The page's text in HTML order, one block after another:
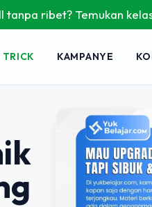
Temukan kelas seru dan
TRICK KAMPANYE